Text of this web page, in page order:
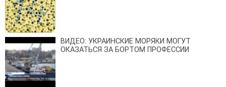
ВИДЕО: УКРАИНСКИЕ МОРЯКИ МОГУТ
ОКАЗАТЬСЯ ЗА БОРТОМ ПРОФЕССИИ